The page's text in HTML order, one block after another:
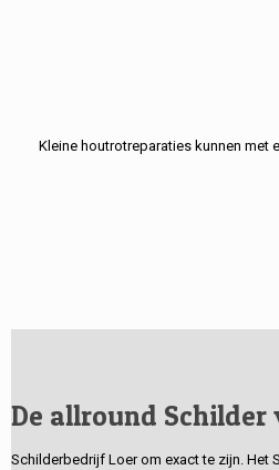
Kleine houtrotreparaties kunnen met
De allround
Schilderbedrijf Loer om exact te zijn. Het